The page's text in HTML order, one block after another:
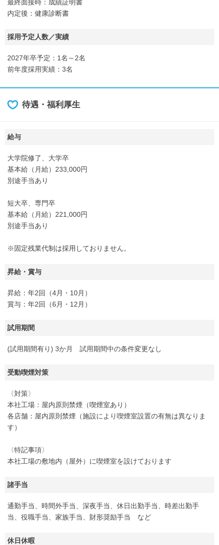
最終面接時：成績証明書
内定後：健康診断書
採用予定人数／実績
2027年卒予定：1名～2名
前年度採用実績：3名
待遇・福利厚生
給与
大学院修了、大学卒
基本給（月給）233,000円
別途手当あり
短大卒、専門卒
基本給（月給）221,000円
別途手当あり
※固定残業代制は採用しておりません。
昇給・賞与
昇給：年2回（4月・10月）
賞与：年2回（6月・12月）
試用期間
(試用期間有り) 3か月 試用期間中の条件変更なし
受動喫煙対策
〈対策〉
本社工場：屋内原則禁煙（喫煙室あり）
各店舗：屋内原則禁煙（施設により喫煙室設置の有無は異なりま
す）
〈特記事項〉
本社工場の敷地内（屋外）に喫煙室を設けております
諸手当
通勤手当、時間外手当、深夜手当、休日出勤手当、時差出勤手
当、役職手当、家族手当、財形奨励手当 など
休日休暇